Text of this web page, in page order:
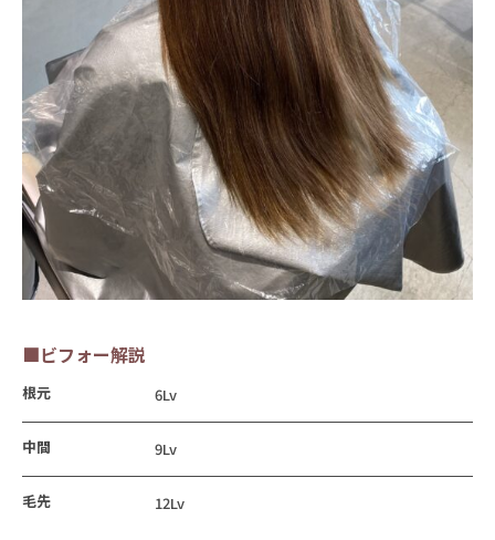
■ビフォー解説
根元 6Lv
中間 9Lv
毛先 12Lv